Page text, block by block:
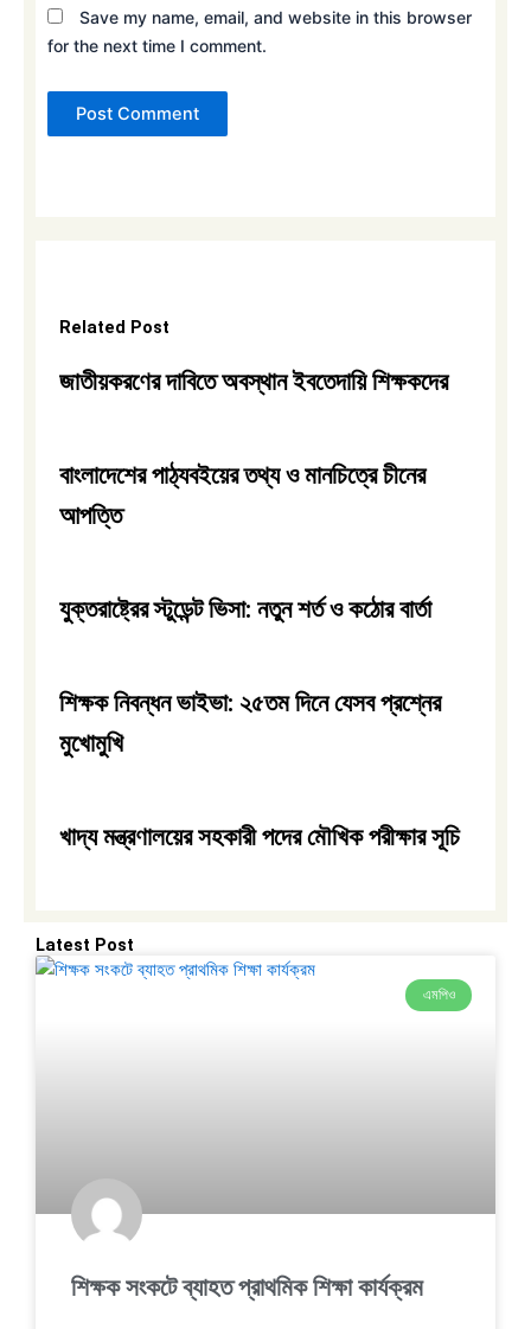
Save my name, email, and website in this browser
for the next time I comment.
Related Post
জাতীয়করণের দাবিতে অবস্থান ইবতেদায়ি শিক্ষকদের
বাংলাদেশের পাঠ্যবইয়ের তথ্য ও মানচিত্রে চীনের
আপত্তি
যুক্তরাষ্ট্রের স্টুডেন্ট ভিসা: নতুন শর্ত ও কঠোর বার্তা
শিক্ষক নিবন্ধন ভাইভা: ২৫তম দিনে যেসব প্রশ্নের
মুখোমুখি
খাদ্য মন্ত্রণালয়ের সহকারী পদের মৌখিক পরীক্ষার সূচি
Latest Post
এমপিও
শিক্ষক সংকটে ব্যাহত প্রাথমিক শিক্ষা কার্যক্রম